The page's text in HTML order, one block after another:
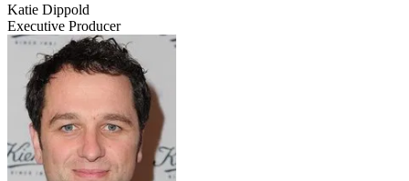
Katie Dippold
Executive Producer